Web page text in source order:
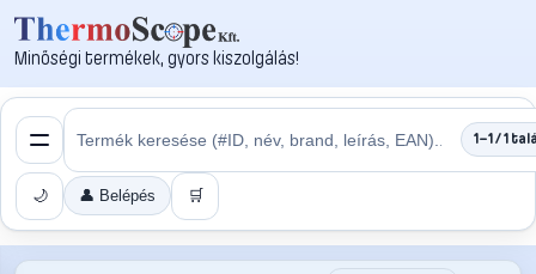
Minőségi termékek, gyors kiszolgálás!
1–1 / 1
🌙 👤 Belépés 🛒